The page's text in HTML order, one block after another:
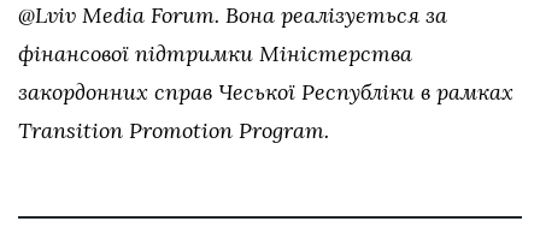
@Lviv Media Forum. Вона реалізується за
фінансової підтримки Міністерства
закордонних справ Чеської Республіки в рамках
Transition Promotion Program.